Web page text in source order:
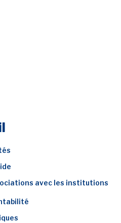
avec les institutions